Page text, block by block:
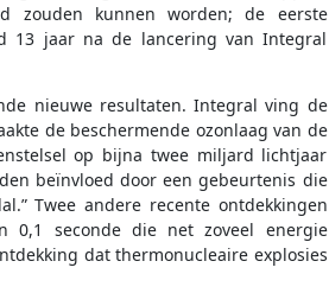
zouden kunnen worden; de eerste
13 jaar na de lancering van Integral
nieuwe resultaten. Integral ving de
de beschermende ozonlaag van de
op bijna twee miljard lichtjaar
beïnvloed door een gebeurtenis die
Twee andere recente ontdekkingen
0,1 seconde die net zoveel energie
dat thermonucleaire explosies